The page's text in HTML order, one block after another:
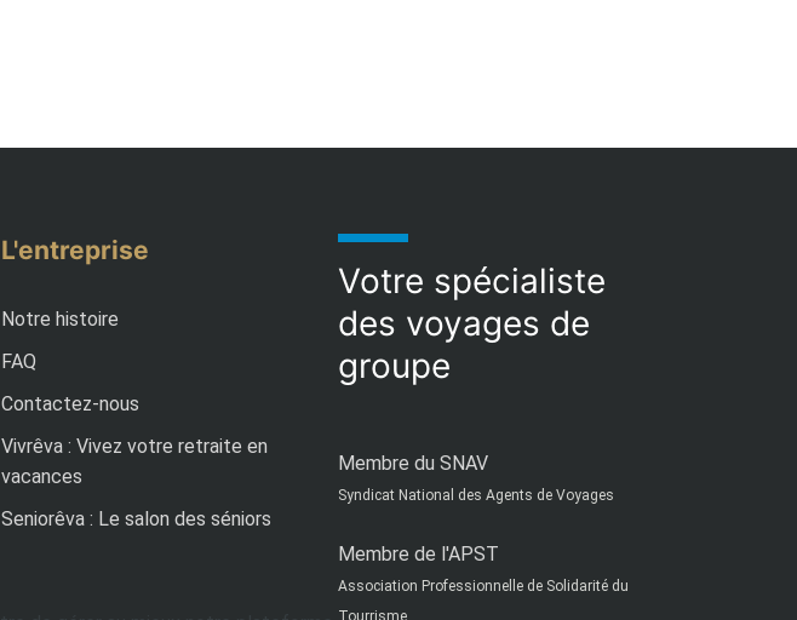
L'entreprise
Notre histoire
FAQ
Contactez-nous
Vivrêva : Vivez votre retraite en
vacances
Seniorêva : Le salon des séniors
Votre spécialiste
des voyages de
groupe
Membre du SNAV
Syndicat National des Agents de Voyages
Membre de l'APST
Association Professionnelle de Solidarité du
Tourrisme